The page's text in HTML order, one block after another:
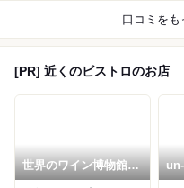
口コミをも
[PR] 近くのビストロのお店
世界のワイン博物館
グランフロント大阪店